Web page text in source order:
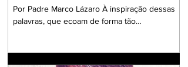
Por Padre Marco Lázaro À inspiração dessas
palavras, que ecoam de forma tão